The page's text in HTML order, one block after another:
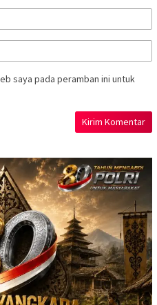
saya pada peramban ini untuk